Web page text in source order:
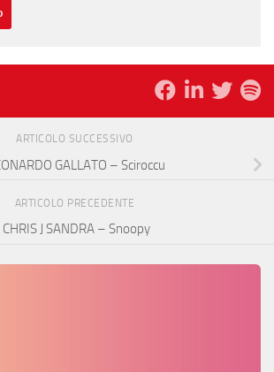
ARTICOLO SUCCESSIVO
GALLATO – Sciroccu
ARTICOLO PRECEDENTE
CHRIS J SANDRA – Snoopy